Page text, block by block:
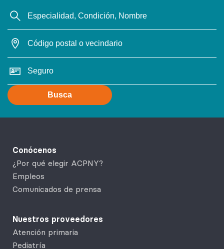
Busca
Conócenos
¿Por qué elegir ACPNY?
Empleos
Comunicados de prensa
Nuestros proveedores
Atención primaria
Pediatría